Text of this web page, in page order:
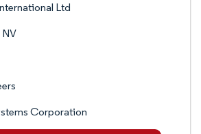
Ltd
NV
Corporation